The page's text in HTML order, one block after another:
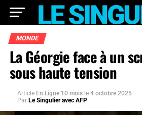
MONDE
La Géorgie face à un
sous haute tension
Article En Ligne 10 mois le 4 octobre 2025
Par Le Singulier avec AFP